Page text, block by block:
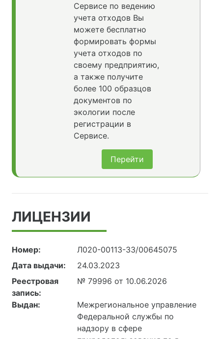
Сервисе по ведению
учета отходов Вы
можете бесплатно
формировать формы
учета отходов по
своему предприятию,
а также получите
более 100 образцов
документов по
экологии после
регистрации в
Сервисе.
Перейти
ЛИЦЕНЗИИ
Номер:
Л020-00113-33/00645075
Дата выдачи:
24.03.2023
Реестровая
запись:
№ 79996 от 10.06.2026
Выдан:
Межрегиональное управление
Федеральной службы по
надзору в сфере